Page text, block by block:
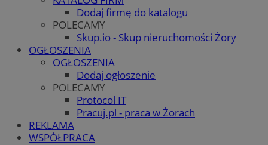
Dodaj firmę do katalogu
POLECAMY
Skup.io - Skup nieruchomości Żory
OGŁOSZENIA
OGŁOSZENIA
Dodaj ogłoszenie
POLECAMY
Protocol IT
Pracuj.pl - praca w Żorach
REKLAMA
WSPÓŁPRACA